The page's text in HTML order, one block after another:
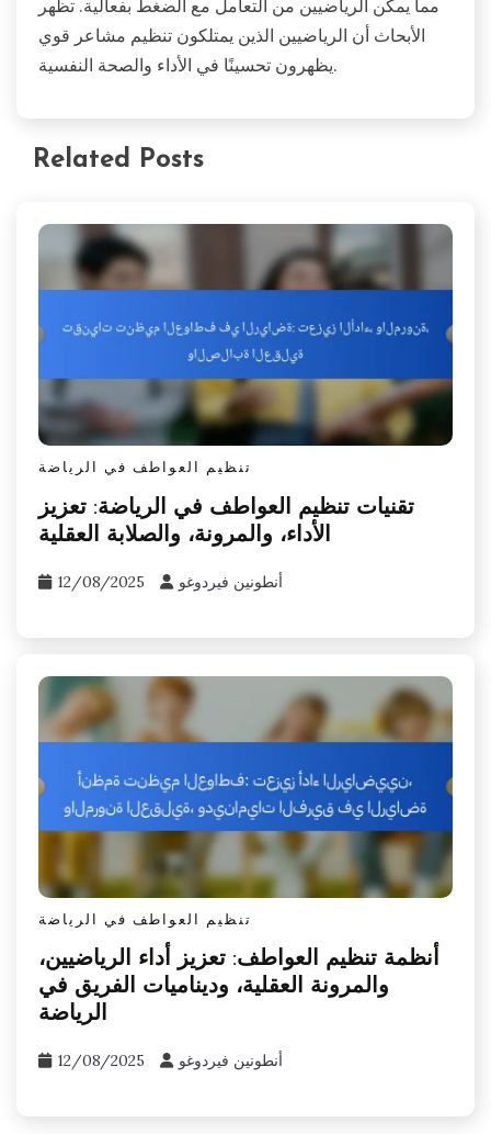
مما يمكّن الرياضيين من التعامل مع الضغط بفعالية. تظهر
الأبحاث أن الرياضيين الذين يمتلكون تنظيم مشاعر قوي
يظهرون تحسينًا في الأداء والصحة النفسية.
Related Posts
تنظيم العواطف في الرياضة
تقنيات تنظيم العواطف في الرياضة: تعزيز
الأداء، والمرونة، والصلابة العقلية
12/08/2025 أنطونين فيردوغو
تنظيم العواطف في الرياضة
أنظمة تنظيم العواطف: تعزيز أداء الرياضيين،
والمرونة العقلية، وديناميات الفريق في
الرياضة
12/08/2025 أنطونين فيردوغو